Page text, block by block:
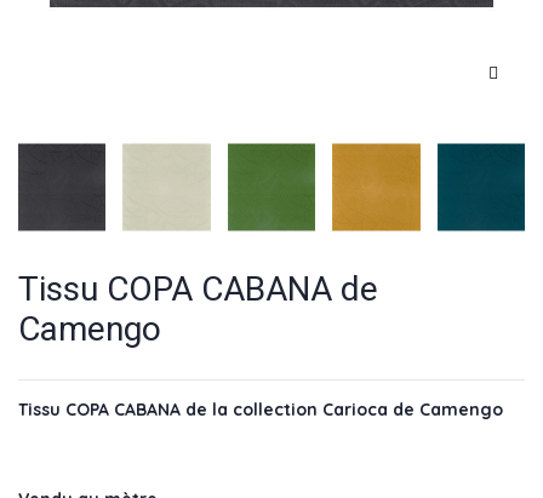
Tissu COPA CABANA de
Camengo
Tissu COPA CABANA de la collection Carioca de Camengo